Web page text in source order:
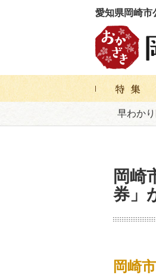
愛知県岡崎市
早わか
岡崎
券」
岡崎